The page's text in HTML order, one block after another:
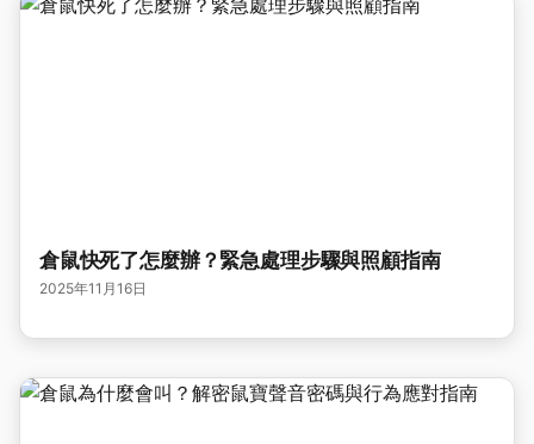
倉鼠快死了怎麼辦？緊急處理步驟與照顧指南
2025年11月16日